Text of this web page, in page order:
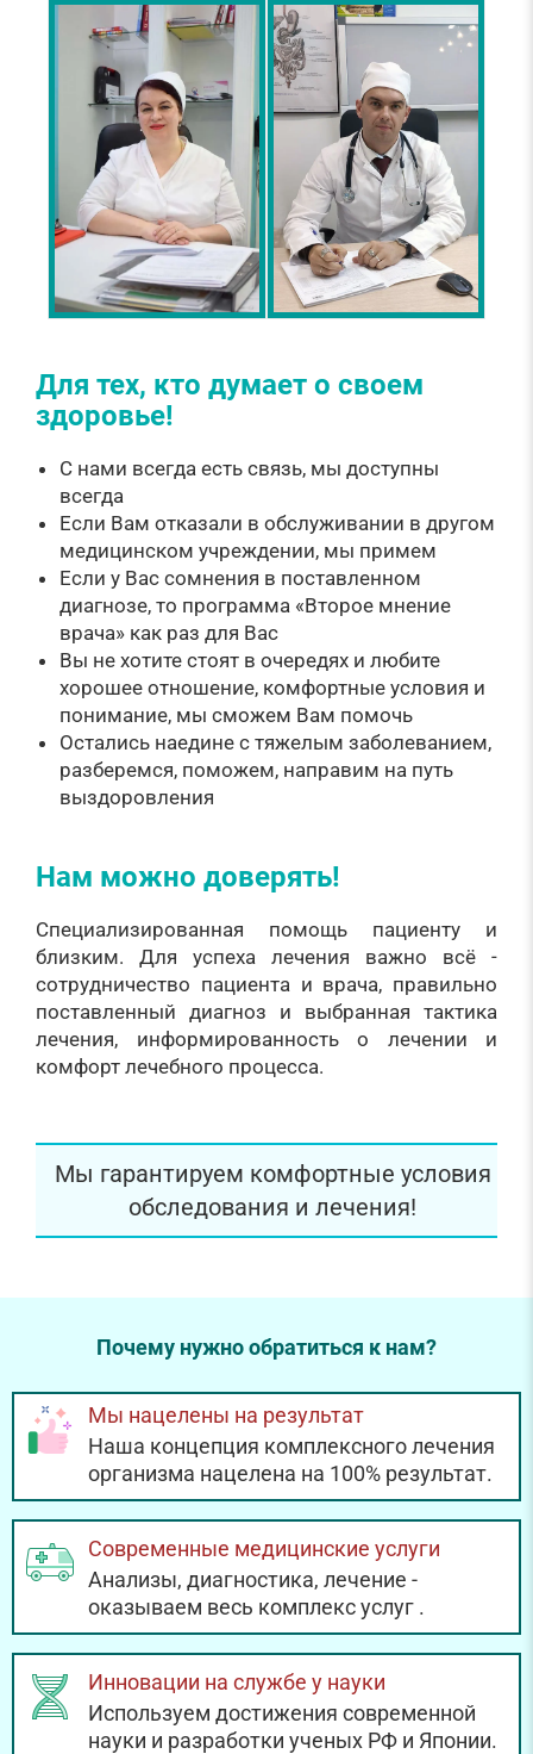
Для тех, кто думает о своем
здоровье!
С нами всегда есть связь, мы доступны
всегда
Если Вам отказали в обслуживании в другом
медицинском учреждении, мы примем
Если у Вас сомнения в поставленном
диагнозе, то программа «Второе мнение
врача» как раз для Вас
Вы не хотите стоят в очередях и любите
хорошее отношение, комфортные условия и
понимание, мы сможем Вам помочь
Остались наедине с тяжелым заболеванием,
разберемся, поможем, направим на путь
выздоровления
Нам можно доверять!
Специализированная помощь пациенту и
близким. Для успеха лечения важно всё -
сотрудничество пациента и врача, правильно
поставленный диагноз и выбранная тактика
лечения, информированность о лечении и
комфорт лечебного процесса.
Мы гарантируем комфортные условия
обследования и лечения!
Почему нужно обратиться к нам?
Мы нацелены на результат
Наша концепция комплексного лечения
организма нацелена на 100% результат.
Современные медицинские услуги
Анализы, диагностика, лечение -
оказываем весь комплекс услуг .
Инновации на службе у науки
Используем достижения современной
науки и разработки ученых РФ и Японии.